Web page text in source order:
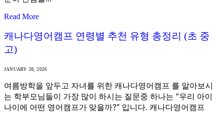
Read More
캐나다영어캠프 연령별 추천 유형 총정리 (초 중
고)
JANUARY 28, 2026
여름방학을 앞두고 자녀를 위한 캐나다영어캠프 를 알아보시
는 학부모님들이 가장 많이 하시는 질문중 하나는 “우리 아이
나이에 어떤 영어캠프가 맞을까?” 입니다. 캐나다영어캠프